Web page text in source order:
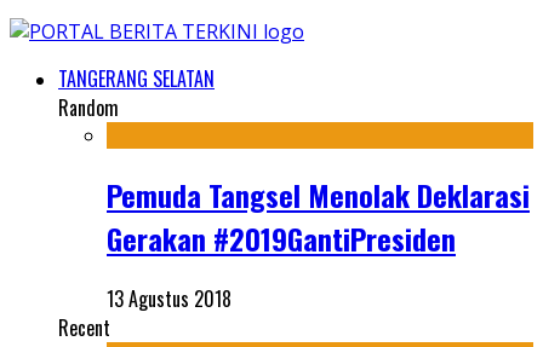
TANGERANG SELATAN
Random
Pemuda Tangsel Menolak Deklarasi
Gerakan #2019GantiPresiden
13 Agustus 2018
Recent